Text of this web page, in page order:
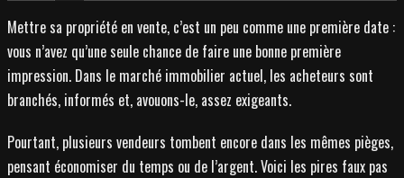
Mettre sa propriété en vente, c’est un peu comme une première date :
vous n’avez qu’une seule chance de faire une bonne première
impression. Dans le marché immobilier actuel, les acheteurs sont
branchés, informés et, avouons-le, assez exigeants.
Pourtant, plusieurs vendeurs tombent encore dans les mêmes pièges,
pensant économiser du temps ou de l’argent. Voici les pires faux pas